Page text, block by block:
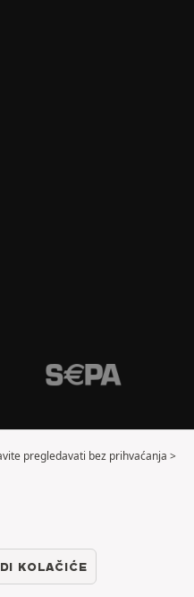
pregledavati bez prihvaćanja >
KOLAČIĆE